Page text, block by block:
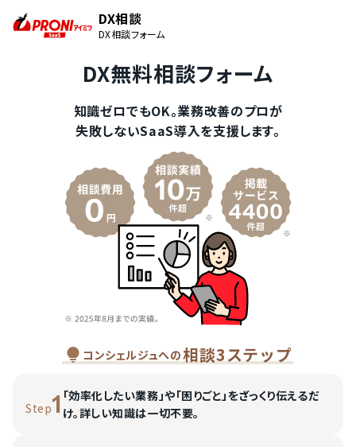
DX相談
DX相談フォーム
DX無料相談フォーム
知識ゼロでもOK。業務改善のプロが
失敗しないSaaS導入を支援します。
コンシェルジュへの相談3ステップ
Step1 「効率化したい業務」や「困りごと」をざっくり伝えるだ
け。詳しい知識は一切不要。